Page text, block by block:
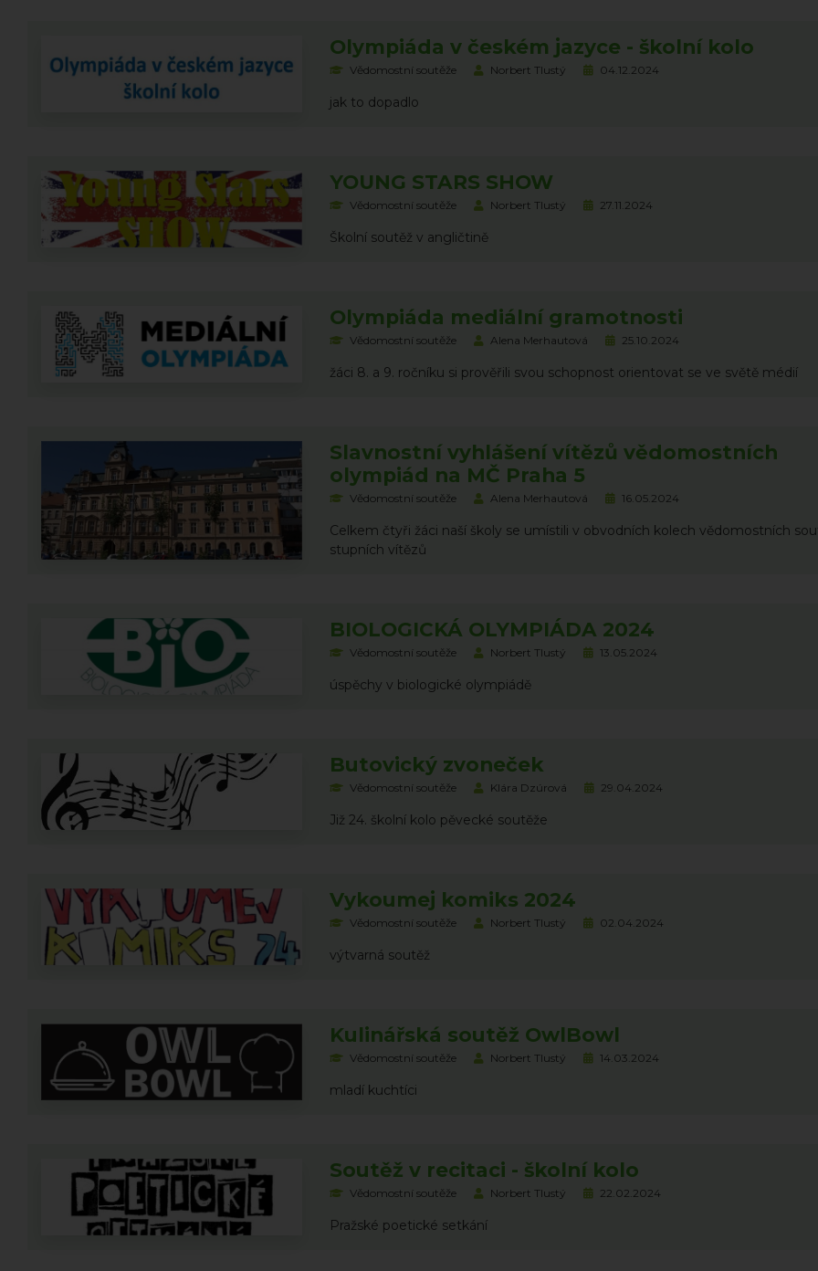
Olympiáda v českém jazyce - školní kolo
Vědomostní soutěže Norbert Tlustý 04.12.2024
jak to dopadlo
YOUNG STARS SHOW
Vědomostní soutěže Norbert Tlustý 27.11.2024
Školní soutěž v angličtině
Olympiáda mediální gramotnosti
Vědomostní soutěže Alena Merhautová 25.10.2024
žáci 8. a 9. ročníku si prověřili svou schopnost orientovat se ve světě médií
Slavnostní vyhlášení vítězů vědomostních
olympiád na MČ Praha 5
Vědomostní soutěže Alena Merhautová 16.05.2024
Celkem čtyři žáci naší školy se umístili v obvodních kolech vědomostních
stupních vítězů
BIOLOGICKÁ OLYMPIÁDA 2024
Vědomostní soutěže Norbert Tlustý 13.05.2024
úspěchy v biologické olympiádě
Butovický zvoneček
Vědomostní soutěže Klára Dzúrová 29.04.2024
Již 24. školní kolo pěvecké soutěže
Vykoumej komiks 2024
Vědomostní soutěže Norbert Tlustý 02.04.2024
výtvarná soutěž
Kulinářská soutěž OwlBowl
Vědomostní soutěže Norbert Tlustý 14.03.2024
mladí kuchtíci
Soutěž v recitaci - školní kolo
Vědomostní soutěže Norbert Tlustý 22.02.2024
Pražské poetické setkání